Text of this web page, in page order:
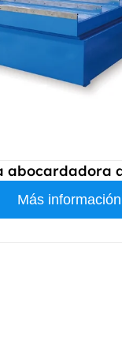
abocardadora
DS160PP-NII
Más información